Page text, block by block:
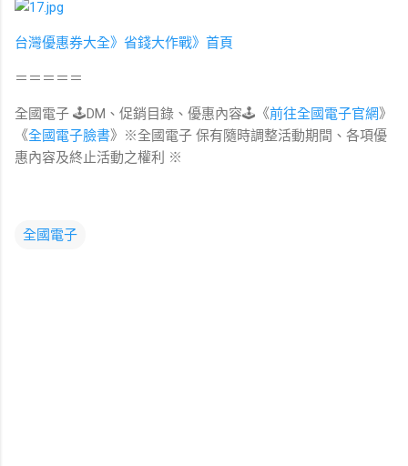
台灣優惠券大全》省錢大作戰》首頁
＝＝＝＝＝
全國電子 🕹DM、促銷目錄、優惠內容🕹《前往全國電子官網》
《全國電子臉書》※全國電子 保有隨時調整活動期間、各項優
惠內容及終止活動之權利 ※
全國電子